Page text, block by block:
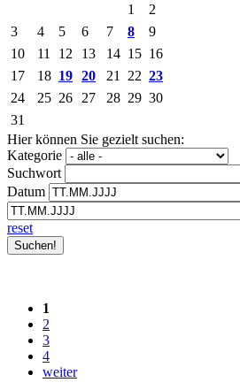
1
2
3
4 5 6 7 8
9
10
11 12 13 14 15 16
17
18 19 20 21 22 23
24
25 26 27 28 29 30
31
Hier können Sie gezielt suchen:
Kategorie
Suchwort
Datum
reset
1
2
3
4
weiter